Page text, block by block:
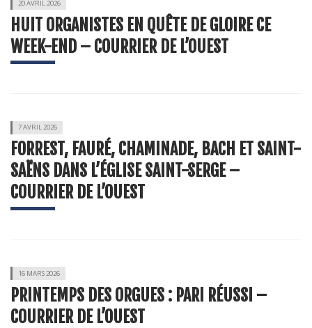
20 AVRIL 2026
HUIT ORGANISTES EN QUÊTE DE GLOIRE CE
WEEK-END – COURRIER DE L’OUEST
7 AVRIL 2026
FORREST, FAURÉ, CHAMINADE, BACH ET SAINT-
SAËNS DANS L’ÉGLISE SAINT-SERGE –
COURRIER DE L’OUEST
16 MARS 2026
PRINTEMPS DES ORGUES : PARI RÉUSSI –
COURRIER DE L’OUEST